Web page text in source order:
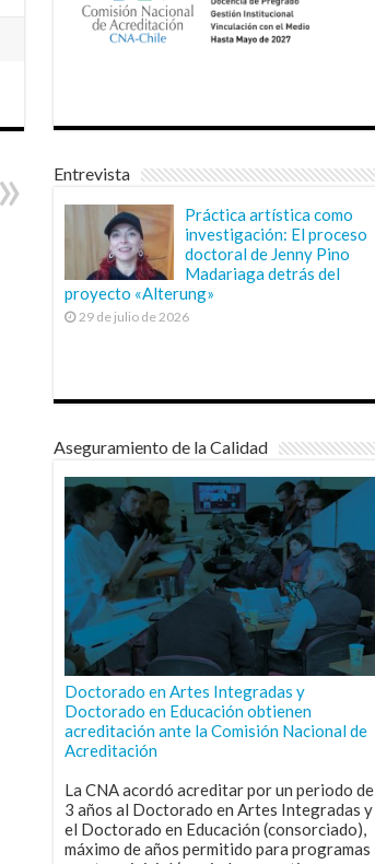
Entrevista
Práctica artística como
investigación: El proceso
doctoral de Jenny Pino
Madariaga detrás del
proyecto «Alterung»
29 de julio de 2026
Aseguramiento de la Calidad
Doctorado en Artes Integradas y
Doctorado en Educación obtienen
acreditación ante la Comisión Nacional de
Acreditación
La CNA acordó acreditar por un periodo de
3 años al Doctorado en Artes Integradas y
el Doctorado en Educación (consorciado),
máximo de años permitido para programas